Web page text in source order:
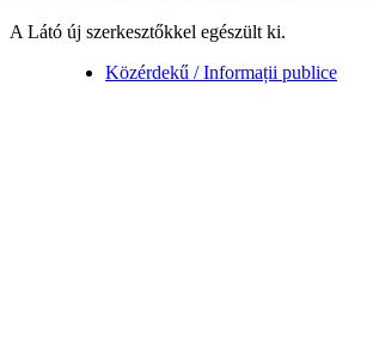
A Látó új szerkesztőkkel egészült ki.
Közérdekű / Informații publice